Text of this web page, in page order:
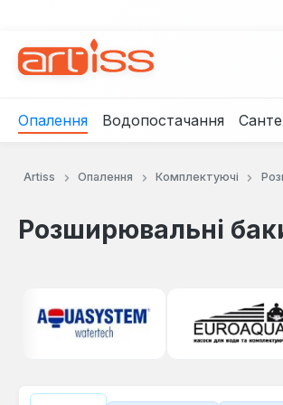
Опалення Водопостачання
Artiss Опалення Комплектуючі
Розширювальні